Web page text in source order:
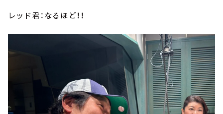
レッド君：なるほど！！